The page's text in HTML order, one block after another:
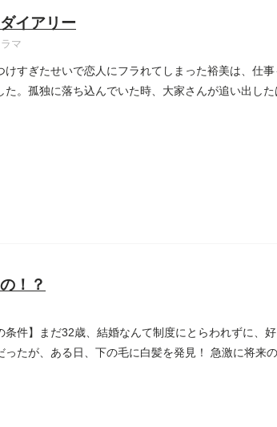
イアリー
マ
けすぎたせいで恋人にフラれてしまった裕美は、仕
た。孤独に落ち込んでいた時、大家さんが追い出し
！？
条件】まだ32歳、結婚なんて制度にとらわれずに、
ったが、ある日、下の毛に白髪を発見！ 急激に将